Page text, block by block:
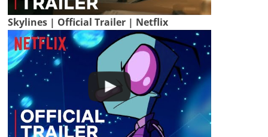
Skylines | Official Trailer | Netflix